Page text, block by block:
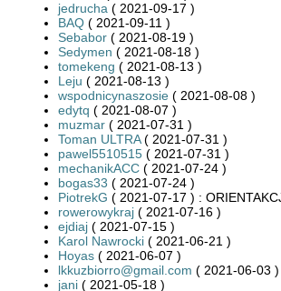
jedrucha ( 2021-09-17 )
BAQ ( 2021-09-11 )
Sebabor ( 2021-08-19 )
Sedymen ( 2021-08-18 )
tomekeng ( 2021-08-13 )
Leju ( 2021-08-13 )
wspodnicynaszosie ( 2021-08-08 )
edytq ( 2021-08-07 )
muzmar ( 2021-07-31 )
Toman ULTRA( 2021-07-31 )
pawel5510515 ( 2021-07-31 )
mechanikACC ( 2021-07-24 )
bogas33 ( 2021-07-24 )
PiotrekG ( 2021-07-17 ) :
rowerowykraj ( 2021-07-16 )
ejdiaj ( 2021-07-15 )
Karol Nawrocki ( 2021-06-21 )
Hoyas ( 2021-06-07 )
lkkuzbiorro@gmail.com ( 2021-06-03 )
jani ( 2021-05-18 )